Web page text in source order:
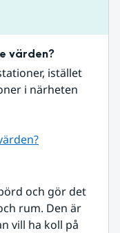
värden?
istället
i närheten
och gör det
rum. Den är
vill ha koll på